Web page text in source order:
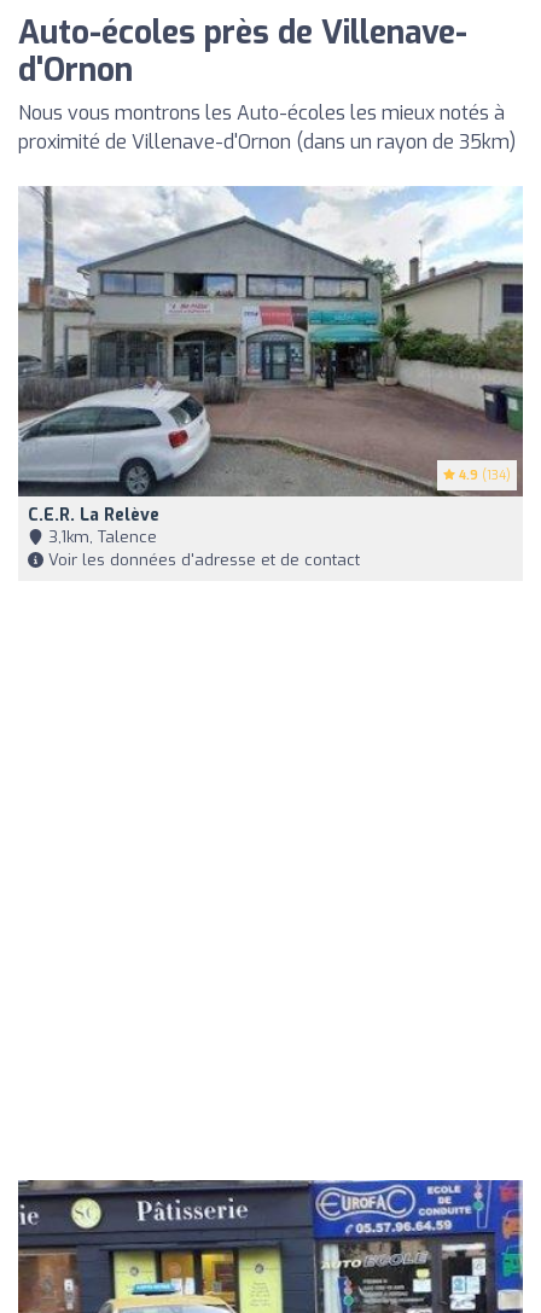
Auto-écoles près de Villenave-
d'Ornon
Nous vous montrons les Auto-écoles les mieux notés à
proximité de Villenave-d'Ornon (dans un rayon de 35km)
4.9 (134)
C.e.r. La Relève
3,1km, Talence
Voir les données d'adresse et de contact